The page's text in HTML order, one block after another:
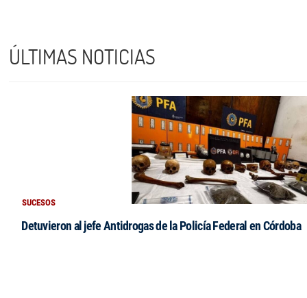
ÚLTIMAS NOTICIAS
SUCESOS
Detuvieron al jefe Antidrogas de la Policía Federal en Córdoba